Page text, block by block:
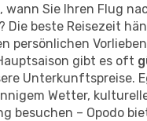
wann Sie Ihren Flug
Die beste Reisezeit
persönlichen
gibt es oft
Unterkunftspreise.
Wetter,
besuchen – Opodo